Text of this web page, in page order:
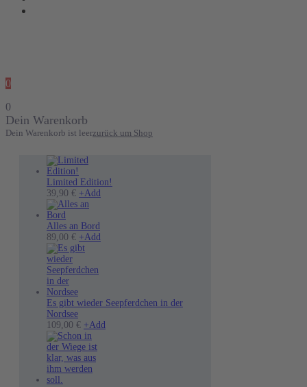
0
0
Dein Warenkorb
Dein Warenkorb ist leerzurück um Shop
Limited Edition!
39,90 € +Add
der
gewählt
Alles an Bord
89,00 € +Add
Es gibt wieder Seepferdchen in der
Nordsee
109,00 € +Add